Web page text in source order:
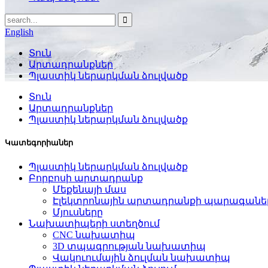
English
Տուն
Արտադրանքներ
Պլաստիկ ներարկման ձուլվածք
Տուն
Արտադրանքներ
Պլաստիկ ներարկման ձուլվածք
Կատեգորիաներ
Պլաստիկ ներարկման ձուլվածք
Բորբոսի արտադրանք
Մեքենայի մաս
Էլեկտրոնային արտադրանքի
Մյուսները
Նախատիպերի ստեղծում
CNC նախատիպ
3D տպագրության նախատիպ
Վակուումային ձուլման նախատիպ